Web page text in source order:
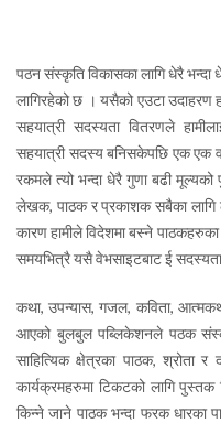
पठन संस्कृति विकासका लागि धेरै
लागिरहेको छ । यसैको एउटा उदाहरण
सहयात्री सदस्यता वितरणले
सहयात्री सदस्य बनिसकेपछि एक एक
रकमले त्यो भन्दा धेरै गुणा बढी
लेखक, पाठक र प्रकाशक सबैका लागि
कारण हामीले विदेशमा बस्ने
समयभित्रै यसै वेभसाइटबाट ई
कथा, उपन्यास, गजल, कविता,
आएको बुलबुल पब्लिकेशनले पठक
साहित्यिक क्षेत्रका पाठक, श्रोता
कार्यक्रमहरुमा टिकटको लागि
किन्ने जाने पाठक भन्दा फरक धारका